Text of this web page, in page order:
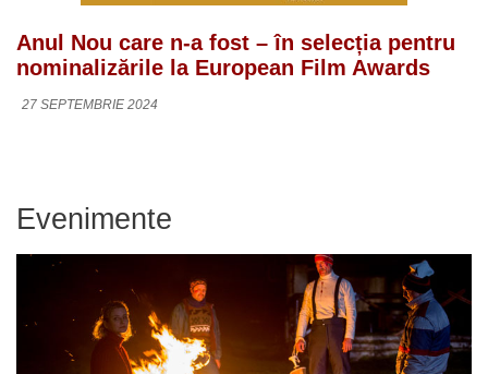
Anul Nou care n-a fost – în selecția pentru
nominalizările la European Film Awards
27 SEPTEMBRIE 2024
Evenimente